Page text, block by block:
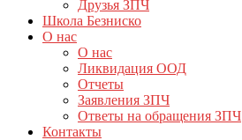
Друзья ЗПЧ
Школа Безниско
О нас
О нас
Ликвидация ООД
Отчеты
Заявления ЗПЧ
Ответы на обращения ЗПЧ
Контакты